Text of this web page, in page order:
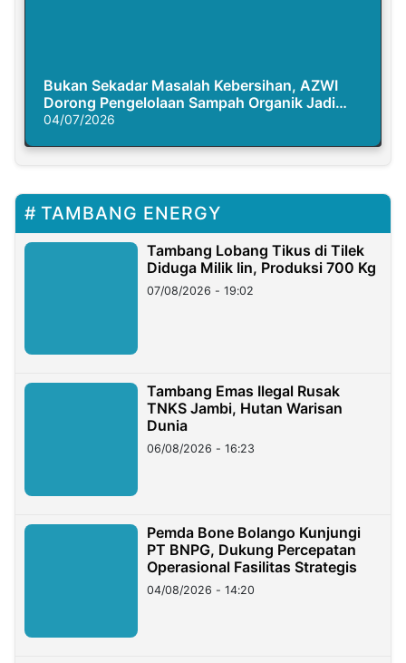
Bukan Sekadar Masalah Kebersihan, AZWI
Dorong Pengelolaan Sampah Organik Jadi
Solusi Krisis Iklim
04/07/2026
TAMBANG ENERGY
Tambang Lobang Tikus di Tilek
Diduga Milik Iin, Produksi 700 Kg
07/08/2026 - 19:02
Tambang Emas Ilegal Rusak
TNKS Jambi, Hutan Warisan
Dunia
06/08/2026 - 16:23
Pemda Bone Bolango Kunjungi
PT BNPG, Dukung Percepatan
Operasional Fasilitas Strategis
04/08/2026 - 14:20